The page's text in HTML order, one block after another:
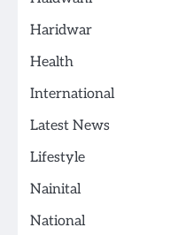
Haridwar
Health
International
Latest News
Lifestyle
Nainital
National